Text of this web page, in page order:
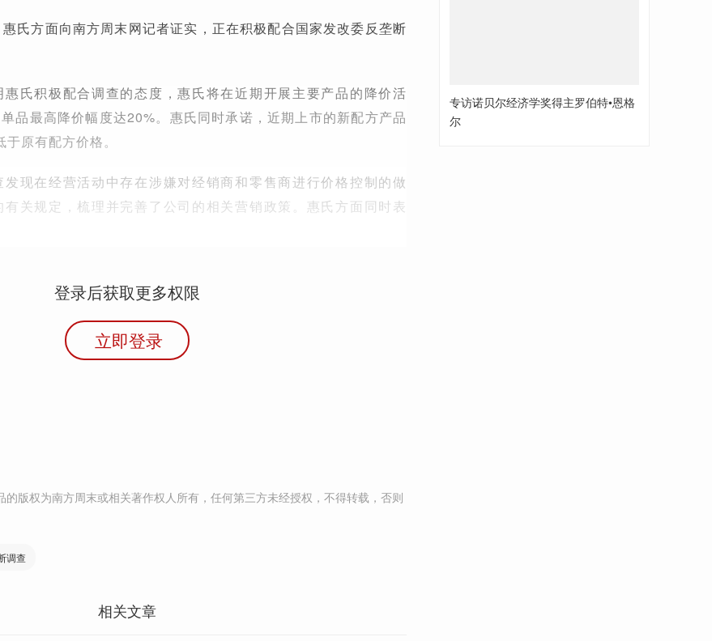
氏方面向南方周末网记者证实，正在积极配合国家发改委反垄断
氏积极配合调查的态度，惠氏将在近期开展主要产品的降价活
品最高降价幅度达20%。惠氏同时承诺，近期上市的新配方产品
原有配方价格。
现在经营活动中存在涉嫌对经销商和零售商进行价格控制的做
关规定，梳理并完善了公司的相关营销政策。惠氏方面同时表
登录后获取更多权限
立即登录
版权为南方周末或相关著作权人所有，任何第三方未经授权，不得转载，否则
调查
相关文章
专访诺贝尔经济学奖得主罗伯特•恩格
尔